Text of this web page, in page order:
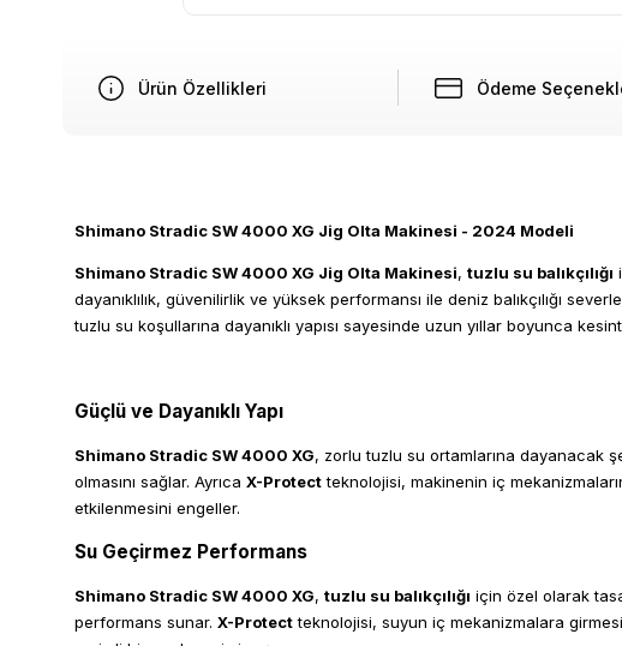
Ürün Özellikleri Ödeme
Shimano Stradic SW 4000 XG Jig Olta Makinesi - 2024 Modeli
Shimano Stradic SW 4000 XG Jig Olta Makinesi, tuzlu su balıkçılığı
dayanıklılık, güvenilirlik ve yüksek performansı ile deniz balıkçılığı
tuzlu su koşullarına dayanıklı yapısı sayesinde uzun yıllar boyunca
Güçlü ve Dayanıklı Yapı
Shimano Stradic SW 4000 XG, zorlu tuzlu su ortamlarına dayanacak
olmasını sağlar. Ayrıca X-Protectteknolojisi, makinenin iç
etkilenmesini engeller.
Su Geçirmez Performans
Shimano Stradic SW 4000 XG, tuzlu su balıkçılığı için özel olarak
performans sunar. X-Protectteknolojisi, suyun iç mekanizmalara